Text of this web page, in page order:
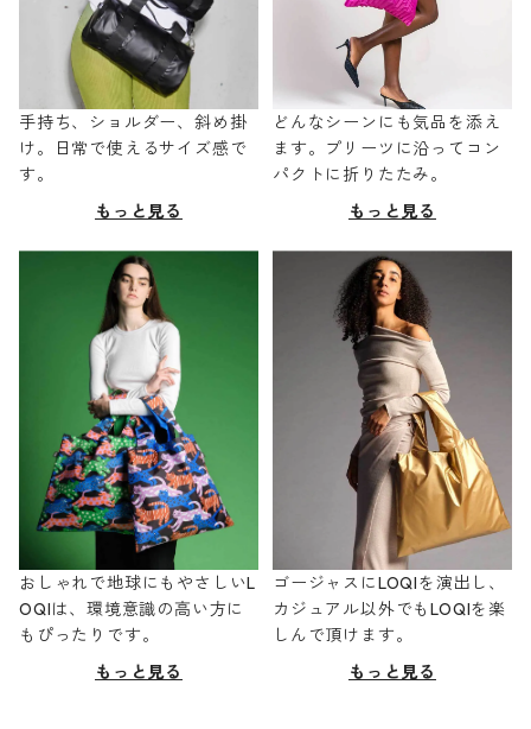
手持ち、ショルダー、斜め掛
け。日常で使えるサイズ感で
す。
もっと見る
どんなシーンにも気品を添え
ます。プリーツに沿ってコン
パクトに折りたたみ。
もっと見る
おしゃれで地球にもやさしいL
OQIは、環境意識の高い方に
もぴったりです。
もっと見る
ゴージャスにLOQIを演出し、
カジュアル以外でもLOQIを楽
しんで頂けます。
もっと見る